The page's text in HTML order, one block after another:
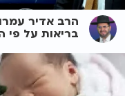
הרב אדיר
בריאות על פי